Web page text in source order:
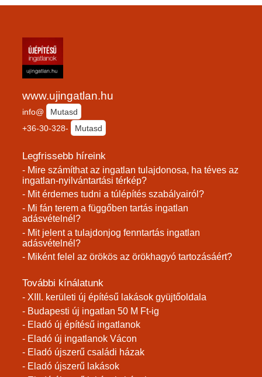
www.ujingatlan.hu
info@
Mutasd
+36-30-328-
Mutasd
Legfrissebb híreink
- Mire számíthat az ingatlan tulajdonosa, ha téves az
ingatlan-nyilvántartási térkép?
- Mit érdemes tudni a túlépítés szabályairól?
- Mi fán terem a függőben tartás ingatlan
adásvételnél?
- Mit jelent a tulajdonjog fenntartás ingatlan
adásvételnél?
- Miként felel az örökös az örökhagyó tartozásáért?
További kínálatunk
- XIII. kerületi új építésű lakások gyüjtőoldala
- Budapesti új ingatlan 50 M Ft-ig
- Eladó új építésű ingatlanok
- Eladó új ingatlanok Vácon
- Eladó újszerű családi házak
- Eladó újszerű lakások